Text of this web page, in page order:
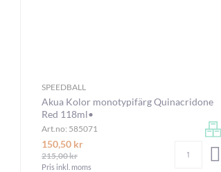
SPEEDBALL
Akua Kolor monotypifärg Quinacridone
Red 118ml•
Art.no: 585071
150,50 kr
215,00 kr
Pris inkl. moms